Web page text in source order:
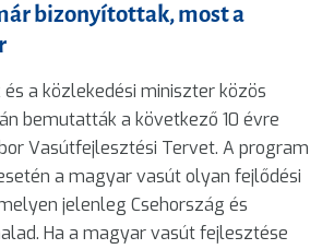
bizonyítottak, most a
a közlekedési miniszter közös
bemutatták a következő 10 évre
Vasútfejlesztési Tervet. A program
a magyar vasút olyan fejlődési
jelenleg Csehország és
Ha a magyar vasút fejlesztése